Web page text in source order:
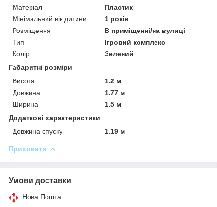
Матеріал
Пластик
Мінімальний вік дитини
1 років
Розміщення
В приміщенні/на вулиці
Тип
Ігровий комплекс
Колір
Зелений
Габаритні розміри
Висота
1.2 м
Довжина
1.77 м
Ширина
1.5 м
Додаткові характеристики
Довжина спуску
1.19 м
Приховати
Умови доставки
Нова Пошта